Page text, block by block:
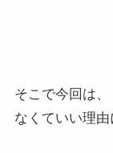
そこで今回は
なくていい理由